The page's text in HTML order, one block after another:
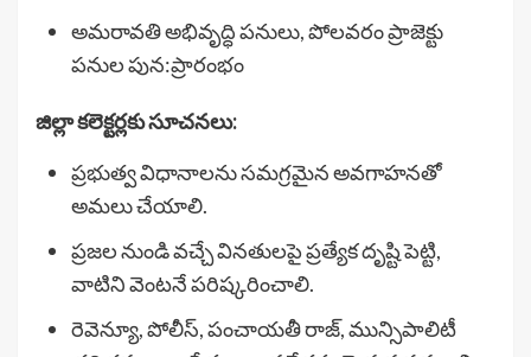
అమరావతి అభివృద్ధి పనులు, పోలవరం ప్రాజెక్టు
పనుల పున:ప్రారంభం
జిల్లా కలెక్టర్లకు సూచనలు:
ప్రభుత్వ విధానాలను సమగ్రమైన అవగాహనతో
అమలు చేయాలి.
ప్రజల నుండి వచ్చే వినతులపై ప్రత్యేక దృష్టి పెట్టి,
వాటిని వెంటనే పరిష్కరించాలి.
రెవెన్యూ, పోలీస్, పంచాయతీ రాజ్, మున్సిపాలిటీ